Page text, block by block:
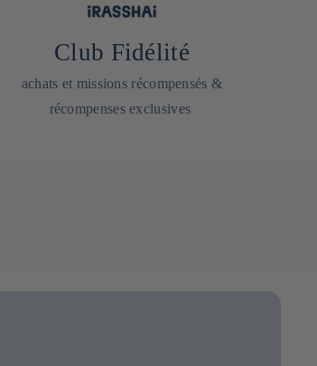
Club Fidélité
achats et missions récompensés &
récompenses exclusives